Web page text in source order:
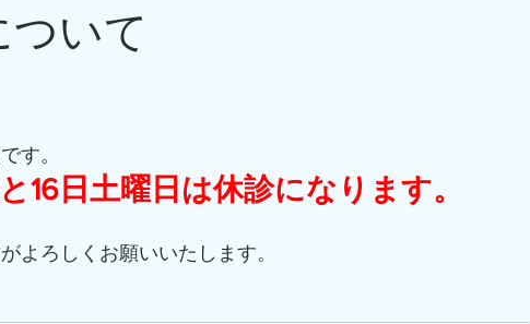
いて
す。
16日土曜日は休診になります。
よろしくお願いいたします。